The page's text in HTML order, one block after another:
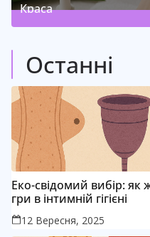
Краса
Останні
Еко-свідомий вибір: як
гри в інтимній гігієні
12 Вересня, 2025